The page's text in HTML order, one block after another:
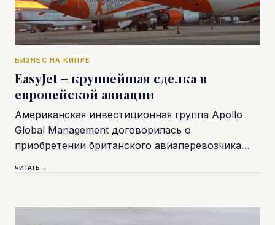
БИЗНЕС НА КИПРЕ
EasyJet – крупнейшая сделка в
европейской авиации
Американская инвестиционная группа Apollo
Global Management договорилась о
приобретении британского авиаперевозчика…
ЧИТАТЬ →